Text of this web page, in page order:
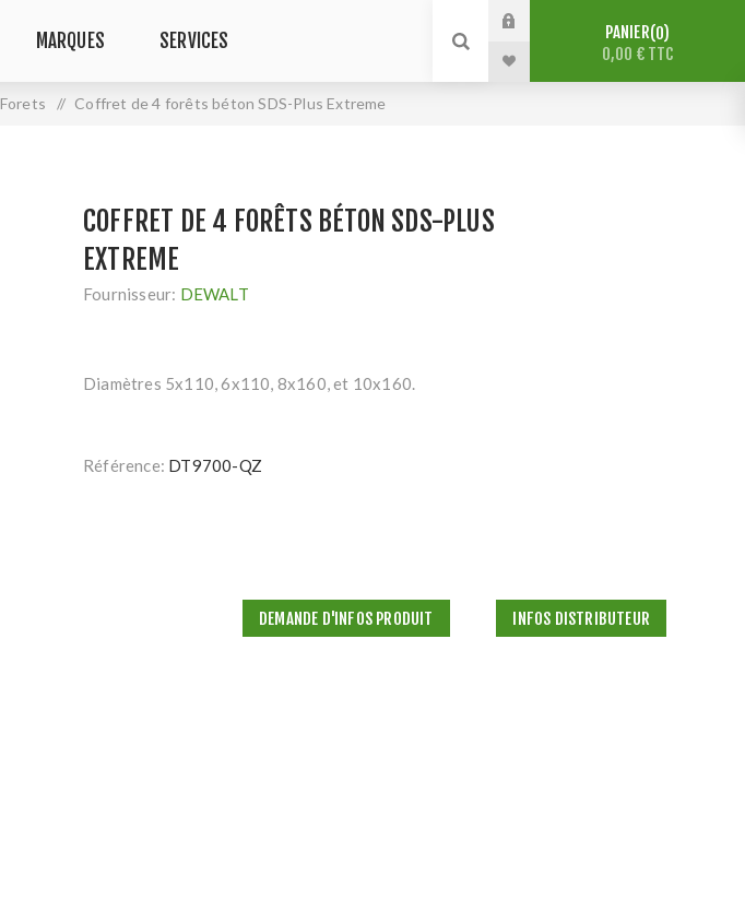
MARQUES SERVICES PANIER 0
0,00 € TTC
Forets / Coffret de 4 forêts béton SDS-Plus Extreme
COFFRET DE 4 FORÊTS BÉTON SDS-PLUS
EXTREME
Fournisseur: DEWALT
Diamètres 5x110, 6x110, 8x160, et 10x160.
Référence: DT9700-QZ
DEMANDE D'INFOS PRODUIT INFOS DISTRIBUTEUR